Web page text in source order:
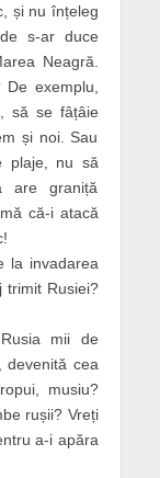
și nu înțeleg
s-ar duce
Neagră.
exemplu,
să se fâțâie
și noi. Sau
plaje, nu să
are graniță
că-i atacă
la invadarea
trimit Rusiei?
mii de
devenită cea
musiu?
rușii? Vreți
a-i apăra